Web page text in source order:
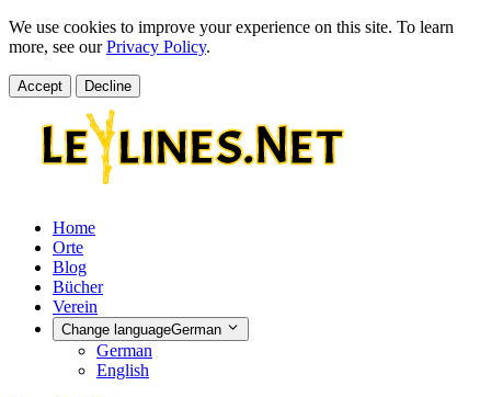
We use cookies to improve your experience on this site. To learn
more, see ourPrivacy Policy.
Accept Decline
Home
Orte
Blog
Bücher
Verein
Change languageGerman
German
English